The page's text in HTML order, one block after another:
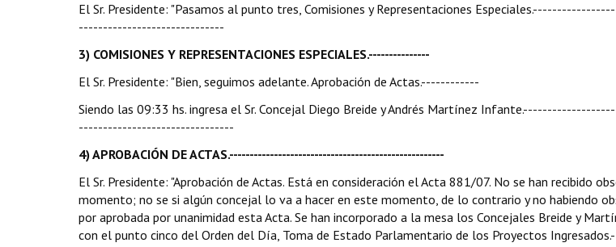
El Sr. Presidente: "Pasamos al punto tres, Comisiones y Representaciones
------------------------------
3) COMISIONES Y REPRESENTACIONES ESPECIALES.---------------
El Sr. Presidente: "Bien, seguimos adelante. Aprobación de Actas.------------
Siendo las 09:33 hs. ingresa el Sr. Concejal Diego Breide y Andrés Martínez
--------------------------------
4) APROBACIÓN DE ACTAS.-----------------------------------------------------
El Sr. Presidente: "Aprobación de Actas. Está en consideración el Acta 881/07. No se han recibido
momento; no se si algún concejal lo va a hacer en este momento, de lo contrario y no habiendo
por aprobada por unanimidad esta Acta. Se han incorporado a la mesa los Concejales Breide y
con el punto cinco del Orden del Día, Toma de Estado Parlamentario de los Proyectos